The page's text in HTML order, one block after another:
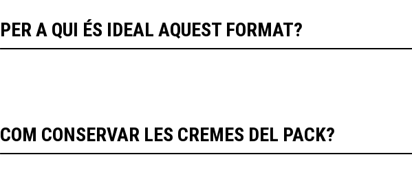
PER A QUI ÉS IDEAL AQUEST FORMAT?
COM CONSERVAR LES CREMES DEL PACK?